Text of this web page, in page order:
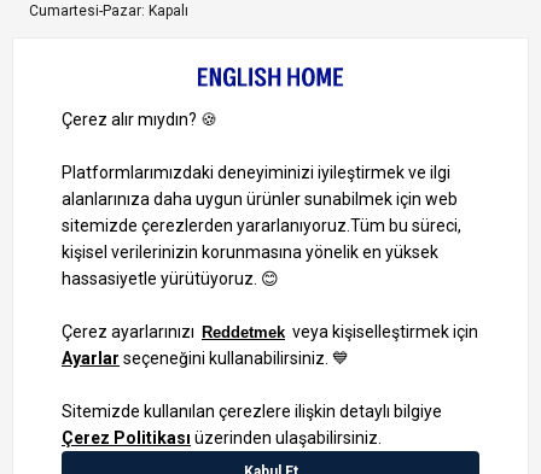
Cumartesi-Pazar: Kapalı
Ayrıcalıklardan yararlanmak için uygulamamızı indirin.
1000 TL ve Üzeri Alışverişlerinizde Kargo Bedava!
Bilgi Toplum Hizmetleri
KVKK Veri İşleme Politikamız